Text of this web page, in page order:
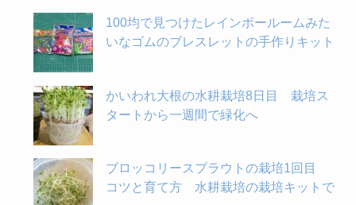
100均で見つけたレインボールームみた
いなゴムのブレスレットの手作りキット
かいわれ大根の水耕栽培8日目 栽培ス
タートから一週間で緑化へ
ブロッコリースプラウトの栽培1回目
コツと育て方 水耕栽培の栽培キットで